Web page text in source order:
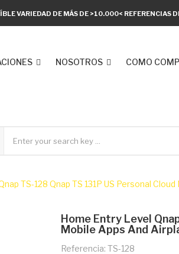
VARIEDAD DE MÁS DE >10.000< REFERENCIAS
NOSOTROS COMO
TS-128 Qnap TS 131P US Personal
Home Entry Level
Mobile Apps And
Referencia: TS-128